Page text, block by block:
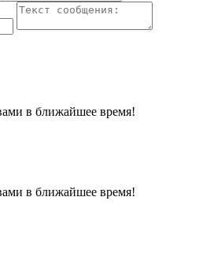
в ближайшее время!
в ближайшее время!